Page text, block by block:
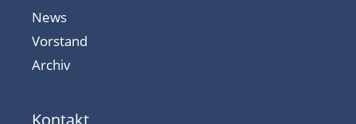
News
Vorstand
Archiv